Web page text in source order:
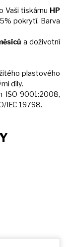
Vaši tiskárnu HP
pokrytí. Barva
adoživotní
plastového
díly.
ISO 9001:2008,
IEC 19798.